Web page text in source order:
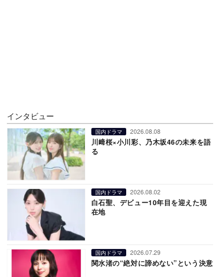
インタビュー
国内ドラマ 2026.08.08
川﨑桜×小川彩、乃木坂46の未来を語
る
国内ドラマ 2026.08.02
白石聖、デビュー10年目を迎えた現
在地
国内ドラマ 2026.07.29
関水渚の“絶対に諦めない”という決意